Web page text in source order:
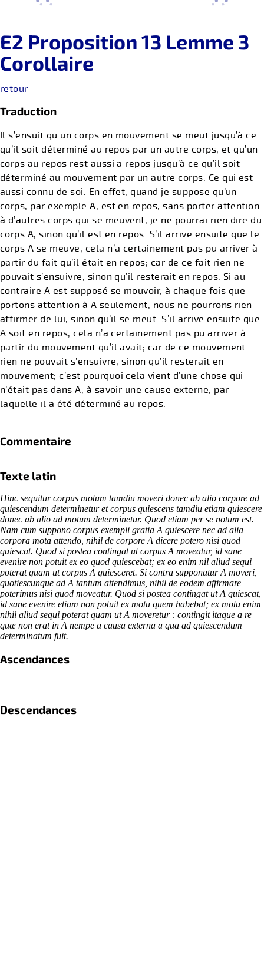
E2 Proposition 13 Lemme 3
Corollaire
retour
Traduction
Il s’ensuit qu un corps en mouvement se meut jusqu’à ce
qu’il soit déterminé au repos par un autre corps, et qu’un
corps au repos rest aussi a repos jusqu’à ce qu’il soit
déterminé au mouvement par un autre corps. Ce qui est
aussi connu de soi. En effet, quand je suppose qu’un
corps, par exemple A, est en repos, sans porter attention
à d’autres corps qui se meuvent, je ne pourrai rien dire du
corps A, sinon qu’il est en repos. S’il arrive ensuite que le
corps A se meuve, cela n’a certainement pas pu arriver à
partir du fait qu’il était en repos; car de ce fait rien ne
pouvait s’ensuivre, sinon qu’il resterait en repos. Si au
contraire A est supposé se mouvoir, à chaque fois que
portons attention à A seulement, nous ne pourrons rien
affirmer de lui, sinon qu’il se meut. S’il arrive ensuite que
A soit en repos, cela n’a certainement pas pu arriver à
partir du mouvement qu’il avait; car de ce mouvement
rien ne pouvait s’ensuivre, sinon qu’il resterait en
mouvement; c’est pourquoi cela vient d’une chose qui
n’était pas dans A, à savoir une cause externe, par
laquelle il a été déterminé au repos.
Commentaire
Texte latin
Hinc sequitur corpus motum tamdiu moveri donec ab alio corpore ad
quiescendum determinetur et corpus quiescens tamdiu etiam quiescere
donec ab alio ad motum determinetur. Quod etiam per se notum est.
Nam cum suppono corpus exempli gratia A quiescere nec ad alia
corpora mota attendo, nihil de corpore A dicere potero nisi quod
quiescat. Quod si postea contingat ut corpus A moveatur, id sane
evenire non potuit ex eo quod quiescebat; ex eo enim nil aliud sequi
poterat quam ut corpus A quiesceret. Si contra supponatur A moveri,
quotiescunque ad A tantum attendimus, nihil de eodem affirmare
poterimus nisi quod moveatur. Quod si postea contingat ut A quiescat,
id sane evenire etiam non potuit ex motu quem habebat; ex motu enim
nihil aliud sequi poterat quam ut A moveretur : contingit itaque a re
quæ non erat in A nempe a causa externa a qua ad quiescendum
determinatum fuit. ​
Ascendances
Descendances